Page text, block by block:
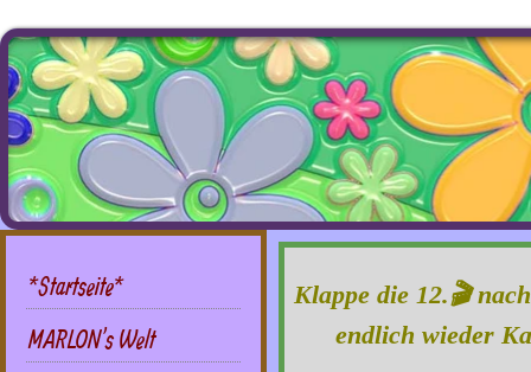
*Startseite*
MARLON's Welt
Klappe die 12.🎬
endlich wieder